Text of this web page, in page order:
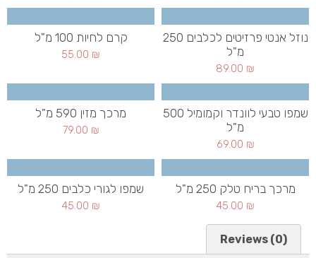
נוזל אנטי פרזיטים לכלבים 250
מ"ל
89.00 ₪
קרם לחיות 100 מ"ל
55.00 ₪
שמפו טבעי לוונדר וקמומיל 500
מ"ל
69.00 ₪
מרכך מזין 590 מ"ל
79.00 ₪
מרכך בריח טלק 250 מ"ל
45.00 ₪
שמפו לגורי כלבים 250 מ"ל
45.00 ₪
Reviews (0)